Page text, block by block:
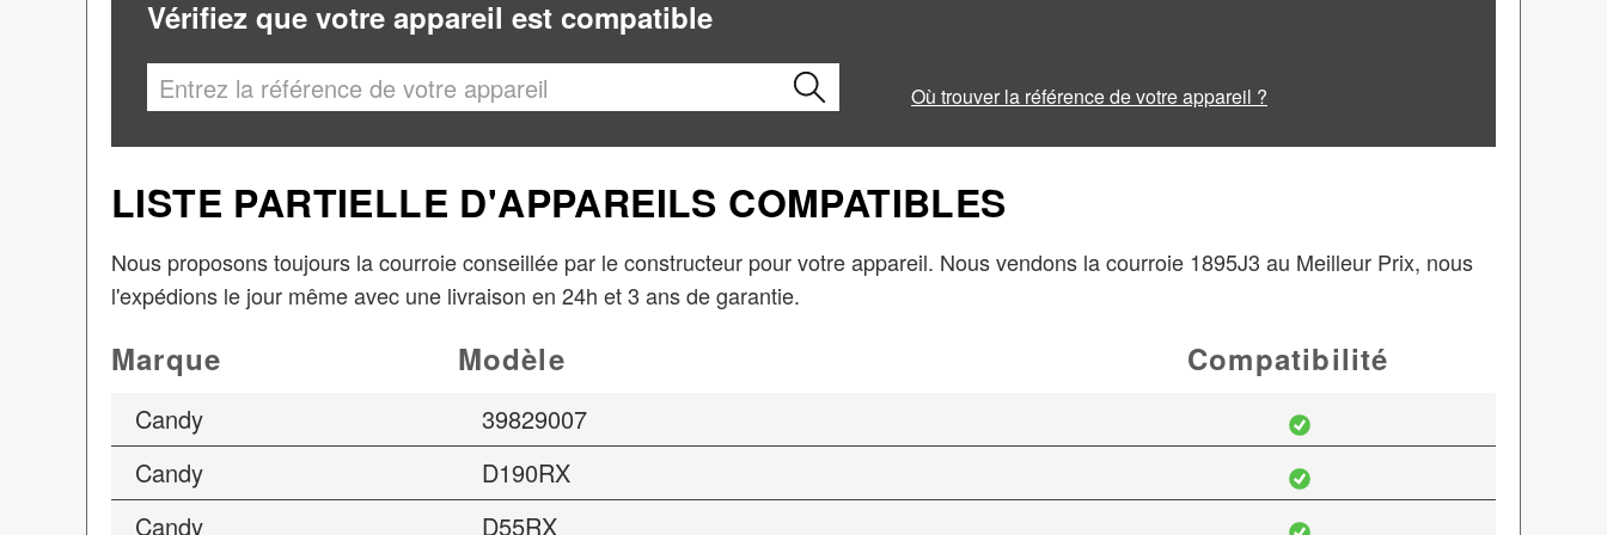
Vérifiez que votre appareil est compatible
Où trouver la référence de votre appareil ?
LISTE PARTIELLE D'APPAREILS COMPATIBLES
Nous proposons toujours la courroie conseillée par le constructeur pour votre appareil. Nous vendons la courroie 1895J3 au Meilleur Prix, nous
l'expédions le jour même avec une livraison en 24h et 3 ans de garantie.
Marque Modèle Compatibilité
Candy
39829007
Candy
D190RX
Candy
D55RX